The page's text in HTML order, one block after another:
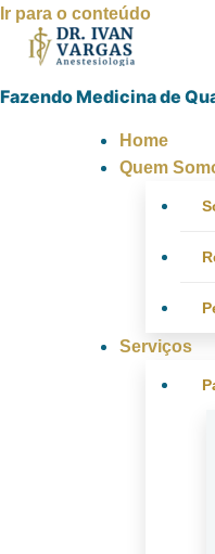
Ir para o conteúdo
Fazendo Medicina de
Home
Quem
Serviços